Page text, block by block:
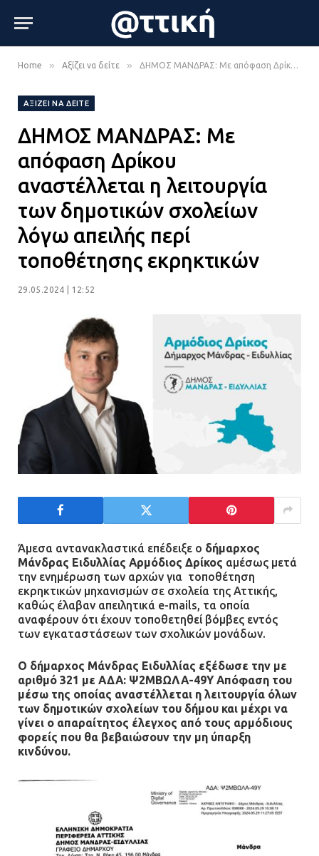
Home » Αξίζει να δείτε » ΔΗΜΟΣ ΜΑΝΔΡΑΣ: Με απόφαση Δρίκου αναστέλλεται η λειτουργία των δημοτικών σχολείων λόγω απειλής περί τοποθέτησης εκρηκτικών
ΑΞΊΖΕΙ ΝΑ ΔΕΊΤΕ
ΔΗΜΟΣ ΜΑΝΔΡΑΣ: Με
απόφαση Δρίκου
αναστέλλεται η λειτουργία
των δημοτικών σχολείων
λόγω απειλής περί
τοποθέτησης εκρηκτικών
29.05.2024 | 12:52
Άμεσα αντανακλαστικά επέδειξε ο δήμαρχος
Μάνδρας Ειδυλλίας Αρμόδιος Δρίκος αμέσως μετά
την ενημέρωση των αρχών για τοποθέτηση
εκρηκτικών μηχανισμών σε σχολεία της Αττικής,
καθώς έλαβαν απειλητικά e-mails, τα οποία
αναφέρουν ότι έχουν τοποθετηθεί βόμβες εντός
των εγκαταστάσεων των σχολικών μονάδων.
Ο δήμαρχος Μάνδρας Ειδυλλίας εξέδωσε την με
αριθμό 321 με ΑΔΑ: Ψ2ΜΒΩΛΑ-49Υ Απόφαση του
μέσω της οποίας αναστέλλεται η λειτουργία όλων
των δημοτικών σχολείων του δήμου και μέχρι να
γίνει ο απαραίτητος έλεγχος από τους αρμόδιους
φορείς που θα βεβαιώσουν την μη ύπαρξη
κινδύνου.